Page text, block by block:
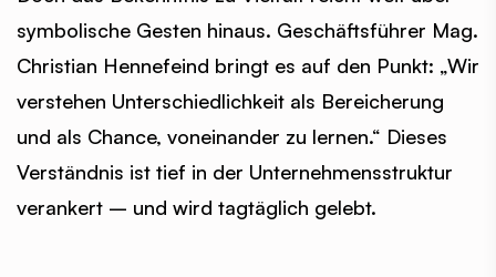
symbolische Gesten hinaus. Geschäftsführer Mag.
Christian Hennefeind bringt es auf den Punkt: „Wir
verstehen Unterschiedlichkeit als Bereicherung
und als Chance, voneinander zu lernen.“ Dieses
Verständnis ist tief in der Unternehmensstruktur
verankert – und wird tagtäglich gelebt.